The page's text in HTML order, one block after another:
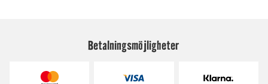
Betalningsmöjligheter